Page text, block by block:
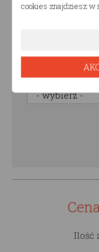
Ilość
cookies znajdziesz w